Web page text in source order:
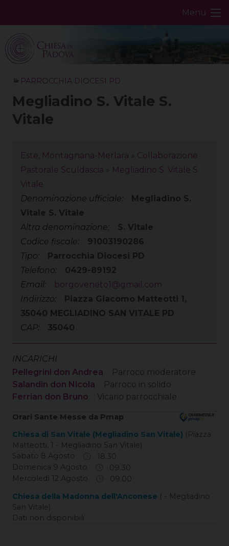
Menu
PARROCCHIA DIOCESI PD
Megliadino S. Vitale S.
Vitale
Este, Montagnana-Merlara
Collaborazione
Pastorale Sculdascia
Megliadino S. Vitale S.
Vitale
Denominazione ufficiale:
Megliadino S.
Vitale S. Vitale
Altra denominazione:
S. Vitale
Codice fiscale:
91003190286
Tipo:
Parrocchia Diocesi PD
Telefono:
0429-89192
Email:
borgoveneto1@gmail.com
Indirizzo:
Piazza Giacomo Matteotti 1,
35040 MEGLIADINO SAN VITALE PD
CAP:
35040
INCARICHI
Pellegrini don Andrea
: Parroco moderatore
Salandin don Nicola
: Parroco in solido
Ferrian don Bruno
: Vicario parrocchiale
Orari Sante Messe da Pmap
Chiesa di San Vitale (Megliadino San Vitale) (Piazza
Matteotti, 1 - Megliadino San Vitale)
Sabato 8 Agosto
18.30
Domenica 9 Agosto
09.30
Mercoledì 12 Agosto
09.00
Chiesa della Madonna dell'Anconese ( - Megliadino
San Vitale)
Dati non disponibili